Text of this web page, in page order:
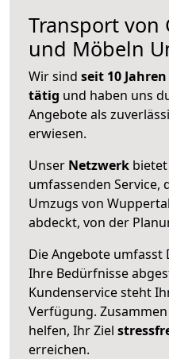
Transport von
und Möbeln
Wir sind seit 10
tätig und haben uns
Angebote als
erwiesen.
Unser Netzwerk
umfassenden Service,
Umzugs von
abdeckt, von der
Die Angebote
Ihre Bedürfnisse
Kundenservice steht
Verfügung.
helfen, Ihr Ziel
erreichen.